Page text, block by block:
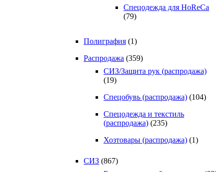
Спецодежда для HoReCa
(79)
Полиграфия (1)
Распродажа (359)
СИЗ/Защита рук (распродажа)
(19)
Спецобувь (распродажа) (104)
Спецодежда и текстиль
(распродажа) (235)
Хозтовары (распродажа) (1)
СИЗ (867)